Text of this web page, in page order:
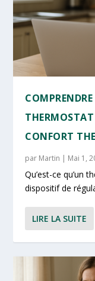
CONFORT
par Martin | Mai 1,
Qu’est-ce qu’un
dispositif de
LIRE LA SUITE